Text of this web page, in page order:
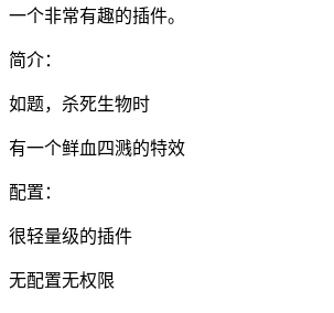
一个非常有趣的插件。
简介：
如题，杀死生物时
有一个鲜血四溅的特效
配置：
很轻量级的插件
无配置无权限